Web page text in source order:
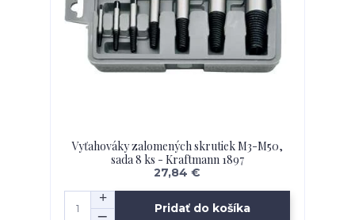
Vyťahováky zalomených skrutiek M3-M50,
sada 8 ks - Kraftmann 1897
27,84 €
Pridať do košíka